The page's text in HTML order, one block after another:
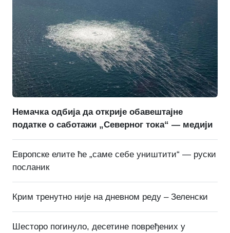
Немачка одбија да открије обавештајне
податке о саботажи „Северног тока“ — медији
Европске елите ће „саме себе уништити“ — руски
посланик
Крим тренутно није на дневном реду – Зеленски
Шесторо погинуло, десетине повређених у